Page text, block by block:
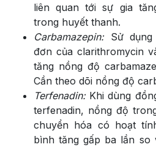
liên quan tới sự gia
trong huyết thanh.
Carbamazepin:Sử dụng
đơn của clarithromycin
tăng nồng độ
Cần theo dõi nồng độ
Terfenadin:Khi dùng
terfenadin, nồng độ
chuyển hóa có hoạt
bình tăng gấp ba lần so